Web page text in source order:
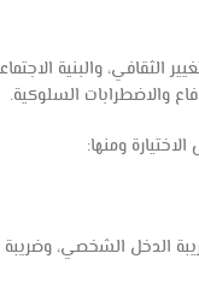
والبنية
والاضطرابات السلوكية.
ومنها:
الدخل الشخصي، وضريبة